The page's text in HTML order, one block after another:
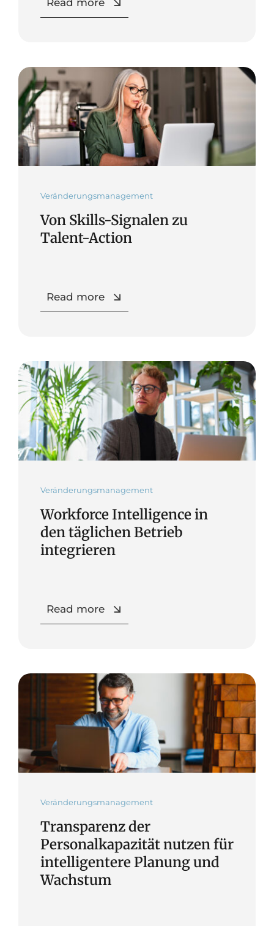
Veränderungsmanagement
Von Skills-Signalen zu
Talent-Action
Read more
Veränderungsmanagement
Workforce Intelligence in
den täglichen Betrieb
integrieren
Read more
Veränderungsmanagement
Transparenz der
Personalkapazität nutzen für
intelligentere Planung und
Wachstum